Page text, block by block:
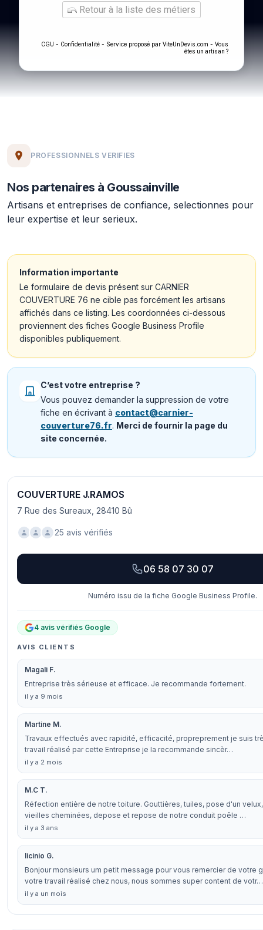
Retour à la liste des métiers
CGU - Confidentialité - Service proposé par ViteUnDevis.com - Vous
êtes un artisan ?
PROFESSIONNELS VERIFIES
Nos partenaires à Goussainville
Artisans et entreprises de confiance, selectionnes pour
leur expertise et leur serieux.
Information importante
Le formulaire de devis présent sur CARNIER
COUVERTURE 76 ne cible pas forcément les artisans
affichés dans ce listing. Les coordonnées ci-dessous
proviennent des fiches Google Business Profile
disponibles publiquement.
C’est votre entreprise ?
Vous pouvez demander la suppression de votre
fiche en écrivant à contact@carnier-
couverture76.fr. Merci de fournir la page du
site concernée.
COUVERTURE J.RAMOS
7 Rue des Sureaux, 28410 Bû
25 avis vérifiés
06 58 07 30 07
Numéro issu de la fiche Google Business Profile.
4 avis vérifiés Google
AVIS CLIENTS
Magali F.
Entreprise très sérieuse et efficace. Je recommande fortement.
il y a 9 mois
Martine M.
Travaux effectués avec rapidité, efficacité, propreprement je suis
travail réalisé par cette Entreprise je la recommande sincèr…
il y a 2 mois
M.C T.
Réfection entière de notre toiture. Gouttières, tuiles, pose d'un
vieilles cheminées, depose et repose de notre conduit poêle …
il y a 3 ans
licinio G.
Bonjour monsieurs um petit message pour vous remercier de votre
votre travail réalisé chez nous, nous sommes super content de votr…
il y a un mois